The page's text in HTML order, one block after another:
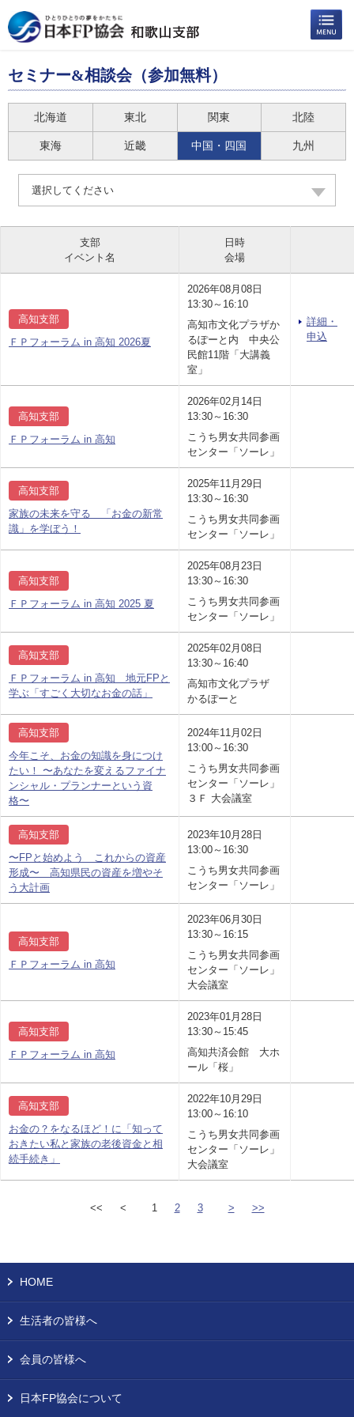
セミナー&相談会（参加無料）
北海道 東北 関東 北陸
東海 近畿 中国・四国 九州
選択してください
支部
イベント名
日時
会場
高知支部
ＦＰフォーラム in 高知 2026夏
2026年08月08日
13:30～16:10
高知市文化プラザか
るぽーと内 中央公
民館11階「大講義
室」
詳細・
申込
高知支部
ＦＰフォーラム in 高知
2026年02月14日
13:30～16:30
こうち男女共同参画
センター「ソーレ」
高知支部
家族の未来を守る 「お金の新常
識」を学ぼう！
2025年11月29日
13:30～16:30
こうち男女共同参画
センター「ソーレ」
高知支部
ＦＰフォーラム in 高知 2025 夏
2025年08月23日
13:30～16:30
こうち男女共同参画
センター「ソーレ」
高知支部
ＦＰフォーラム in 高知 地元FPと
学ぶ「すごく大切なお金の話」
2025年02月08日
13:30～16:40
高知市文化プラザ
かるぽーと
高知支部
今年こそ、お金の知識を身につけ
たい！ 〜あなたを変えるファイナ
ンシャル・プランナーという資
格〜
2024年11月02日
13:00～16:30
こうち男女共同参画
センター「ソーレ」
３Ｆ 大会議室
高知支部
〜FPと始めよう これからの資産
形成〜 高知県民の資産を増やそ
う大計画
2023年10月28日
13:00～16:30
こうち男女共同参画
センター「ソーレ」
高知支部
ＦＰフォーラム in 高知
2023年06月30日
13:30～16:15
こうち男女共同参画
センター「ソーレ」
大会議室
高知支部
ＦＰフォーラム in 高知
2023年01月28日
13:30～15:45
高知共済会館 大ホ
ール「桜」
高知支部
お金の？をなるほど！に「知って
おきたい私と家族の老後資金と相
続手続き」
2022年10月29日
13:00～16:10
こうち男女共同参画
センター「ソーレ」
大会議室
<< < 1 2 3 > >>
HOME
生活者の皆様へ
会員の皆様へ
日本FP協会について